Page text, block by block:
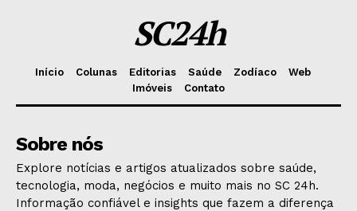
SC24h
Início Colunas Editorias Saúde Zodíaco
Web
Imóveis
Contato
Sobre nós
Explore notícias e artigos atualizados sobre saúde,
tecnologia, moda, negócios e muito mais no SC 24h.
Informação confiável e insights que fazem a diferença